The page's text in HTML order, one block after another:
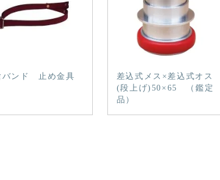
バンド 止め金具
差込式メス×差込式オス
(段上げ)50×65 （鑑定
品）